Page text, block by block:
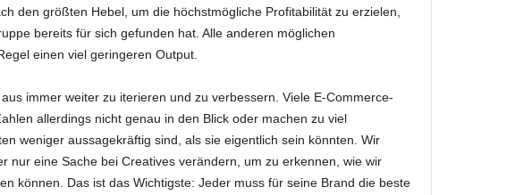
den größten Hebel, um die höchstmögliche Profitabilität zu erzielen,
bereits für sich gefunden hat. Alle anderen möglichen
einen viel geringeren Output.
immer weiter zu iterieren und zu verbessern. Viele E-Commerce-
allerdings nicht genau in den Blick oder machen zu viel
weniger aussagekräftig sind, als sie eigentlich sein könnten. Wir
nur eine Sache bei Creatives verändern, um zu erkennen, wie wir
können. Das ist das Wichtigste: Jeder muss für seine Brand die beste